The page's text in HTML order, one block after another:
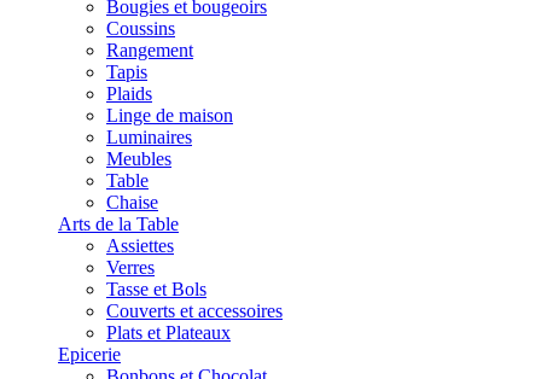
Bougies et bougeoirs
Coussins
Rangement
Tapis
Plaids
Linge de maison
Luminaires
Meubles
Table
Chaise
Arts de la Table
Assiettes
Verres
Tasse et Bols
Couverts et accessoires
Plats et Plateaux
Epicerie